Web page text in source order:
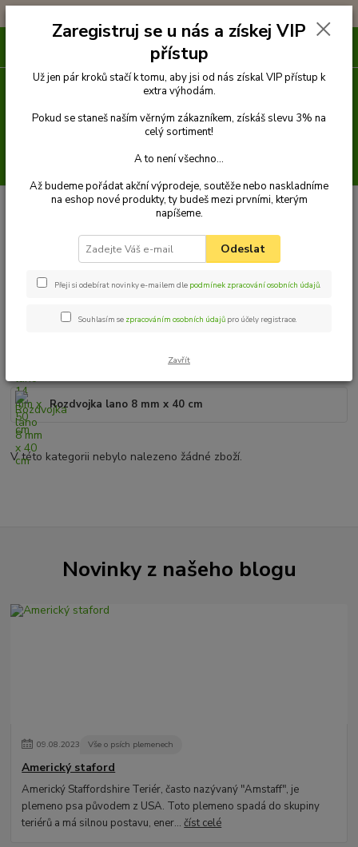
Venčení Rozdvojky
Rozdvojky
Rozdvojka lano 14 mm x 50 cm
Rozdvojka lano 8 mm x 40 cm
V této kategorii nebylo nalezeno žádné zboží.
Novinky z našeho blogu
09.08.2023 Vše o psích plemenech
Americký staford
Americký Staffordshire Teriér, často nazývaný "Amstaff", je
plemeno psa původem z USA. Toto plemeno spadá do skupiny
teriérů a má silnou postavu, ener...číst celé
Zaregistruj se u nás a získej VIP
přístup
Už jen pár kroků stačí k tomu, aby jsi od nás získal VIP přístup k
extra výhodám.
Pokud se staneš naším věrným zákazníkem, získáš slevu 3% na
celý sortiment!
A to není všechno...
Až budeme pořádat akční výprodeje, soutěže nebo naskladníme
na eshop nové produkty, ty budeš mezi prvními, kterým
napíšeme.
Odeslat
Přeji si odebírat novinky e-mailem dle podmínek zpracování osobních údajů.
Souhlasím se zpracováním osobních údajů pro účely registrace.
Zavřít